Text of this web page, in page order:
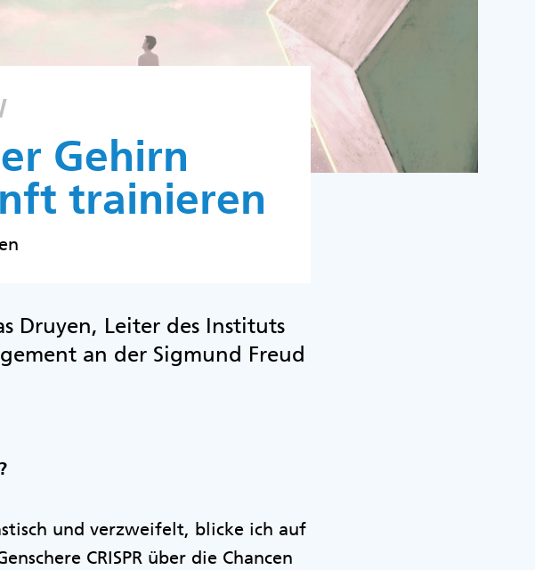
Gehirn
trainieren
Druyen, Leiter des Instituts
an der Sigmund Freud
und verzweifelt, blicke ich auf
CRISPR über die Chancen